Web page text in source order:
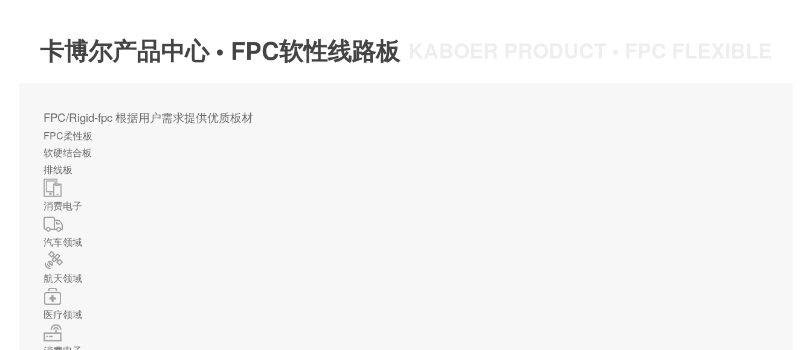
卡博尔产品中心 • FPC软性线路板
FPC/Rigid-fpc根据用户需求提供优质板材
FPC柔性板
软硬结合板
排线板
消费电子
汽车领域
航天领域
医疗领域